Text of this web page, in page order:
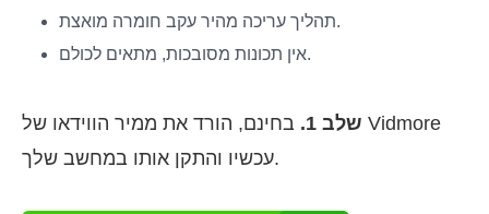
תהליך עריכה מהיר עקב חומרה מואצת.
אין תכונות מסובכות, מתאים לכולם.
שלב 1.
בחינם, הורד את ממיר הווידאו של Vidmore
עכשיו והתקן אותו במחשב שלך.